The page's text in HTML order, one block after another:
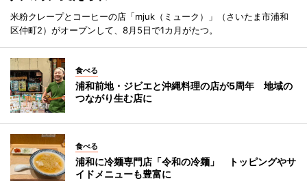
米粉クレープとコーヒーの店「mjuk（ミューク）」（さいたま市浦和
区仲町2）がオープンして、8月5日で1カ月がたつ。
食べる
浦和前地・ジビエと沖縄料理の店が5周年 地域の
つながり生む店に
食べる
浦和に冷麺専門店「令和の冷麺」 トッピングやサ
イドメニューも豊富に